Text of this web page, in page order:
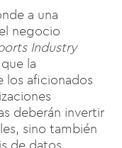
a una
negocio
Industry
la
los aficionados
deberán invertir
sino también